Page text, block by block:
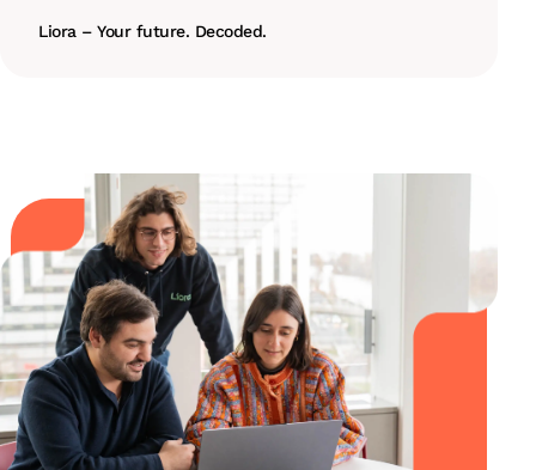
Liora – Your future. Decoded.